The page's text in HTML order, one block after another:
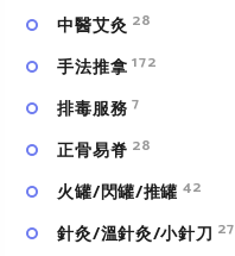
中醫艾灸 28
手法推拿 172
排毒服務 7
正骨易脊 28
火罐/閃罐/推罐 42
針灸/溫針灸/小針刀